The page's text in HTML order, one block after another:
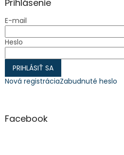
Prihlásenie
E-mail
Heslo
PRIHLÁSIŤ SA
Nová registráciaZabudnuté heslo
Facebook